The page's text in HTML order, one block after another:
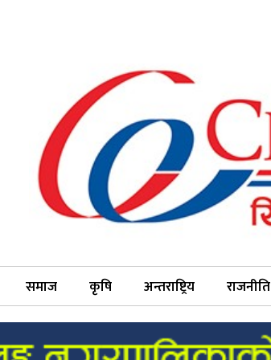
समाज कृषि अन्तराष्ट्रिय राजनीति